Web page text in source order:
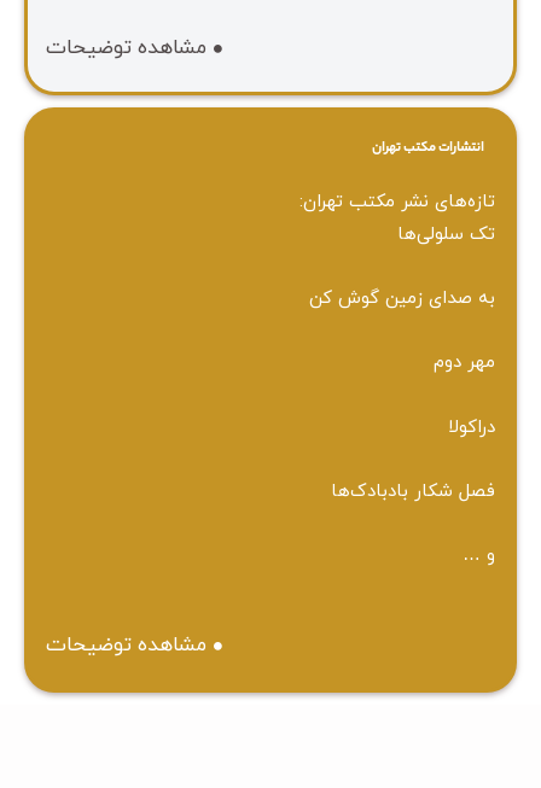
مشاهده توضیحات
انتشارات مکتب تهران
تازه‌های نشر مکتب تهران:
تک سلولی‌ها
به صدای زمین گوش کن
مهر دوم
دراکولا
فصل شکار بادبادک‌ها
و …
مشاهده توضیحات